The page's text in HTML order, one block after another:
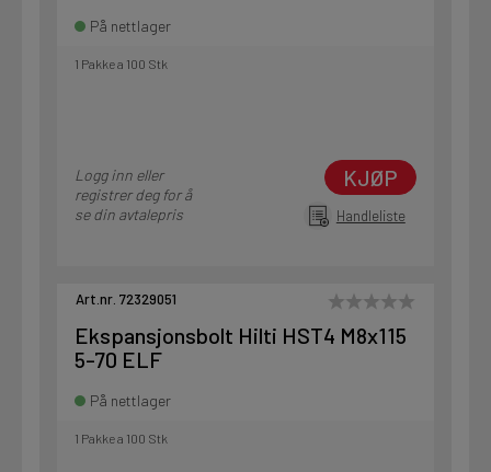
På nettlager
1 Pakke a 100 Stk
Logg inn eller
registrer deg for å
se din avtalepris
KJØP
Handleliste
Art.nr. 72329051
Ekspansjonsbolt Hilti HST4 M8x115
5-70 ELF
På nettlager
1 Pakke a 100 Stk